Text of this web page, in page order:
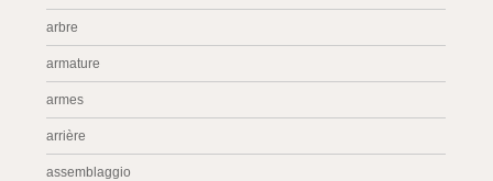
arbre
armature
armes
arrière
assemblaggio